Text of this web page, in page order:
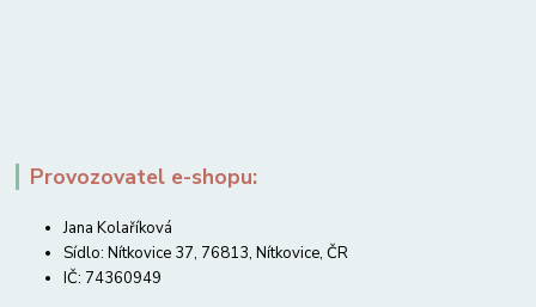
Provozovatel e-shopu:
Jana Kolaříková
Sídlo: Nítkovice 37, 76813, Nítkovice, ČR
IČ: 74360949